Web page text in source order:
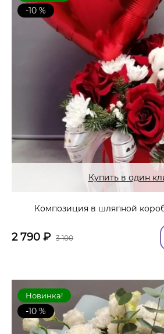
-10 %
Купить в один
Композиция в шляпной
2 790 ₽ 3 100
Новинка!
-10 %